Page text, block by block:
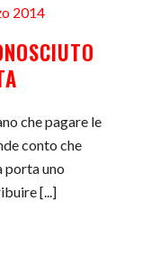
2014
che pagare le
conto che
porta uno
[...]